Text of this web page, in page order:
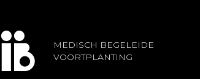
MEDISCH BEGELEIDE
VOORTPLANTING